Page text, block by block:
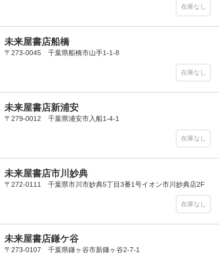
在庫なし
未来屋書店船橋
〒273-0045 千葉県船橋市山手1-1-8
在庫なし
未来屋書店新浦安
〒279-0012 千葉県浦安市入船1-4-1
在庫なし
未来屋書店市川妙典
〒272-0111 千葉県市川市妙典5丁目3番1号イオン市川妙典店2F
在庫なし
未来屋書店鎌ケ谷
〒273-0107 千葉県鎌ヶ谷市新鎌ヶ谷2-7-1